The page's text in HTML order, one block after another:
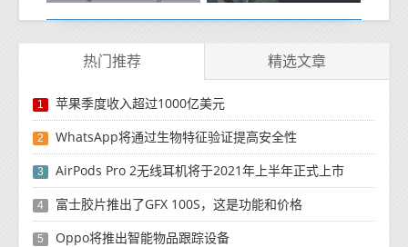
热门推荐 精选文章
1 苹果季度收入超过1000亿美元
2 WhatsApp将通过生物特征验证提高安全性
3 AirPods Pro 2无线耳机将于2021年上半年正式上市
4 富士胶片推出了GFX 100S，这是功能和价格
5 Oppo将推出智能物品跟踪设备